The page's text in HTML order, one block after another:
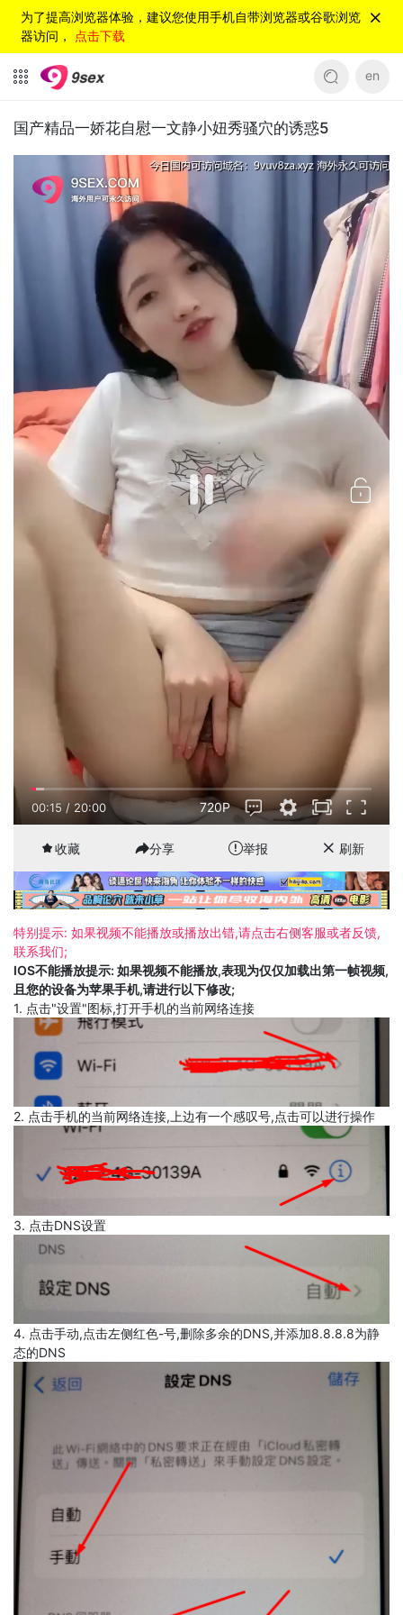
为了提高浏览器体验，建议您使用手机自带浏览器或谷歌浏览
器访问， 点击下载
en
国产精品一娇花自慰一文静小妞秀骚穴的诱惑5
00:15 / 20:00 720P
收藏 分享 举报 刷新
特别提示: 如果视频不能播放或播放出错,请点击右侧客服或者反馈,
联系我们;
IOS不能播放提示: 如果视频不能播放,表现为仅仅加载出第一帧视频,
且您的设备为苹果手机,请进行以下修改;
1. 点击"设置"图标,打开手机的当前网络连接
2. 点击手机的当前网络连接,上边有一个感叹号,点击可以进行操作
3. 点击DNS设置
4. 点击手动,点击左侧红色-号,删除多余的DNS,并添加8.8.8.8为静
态的DNS